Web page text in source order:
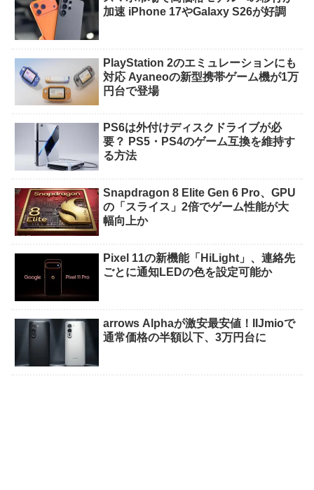
加速 iPhone 17やGalaxy S26が好調
PlayStation 2のエミュレーションにも
対応 Ayaneoの新型携帯ゲーム機が1万
円台で登場
PS6は外付けディスクドライブが必
要？ PS5・PS4のゲーム互換を維持す
る方法
Snapdragon 8 Elite Gen 6 Pro、GPU
の「スライス」2倍でゲーム性能が大
幅向上か
Pixel 11の新機能「HiLight」、連絡先
ごとに通知LEDの色を設定可能か
arrows Alphaが激安最安値！IIJmioで
通常価格の半額以下、3万円台に